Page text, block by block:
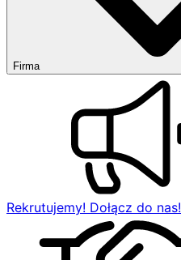
Firma
Rekrutujemy! Dołącz do nas!